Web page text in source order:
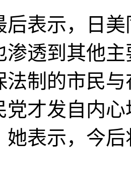
示，日美
渗透到其他
法制的市民
党才发自内
她表示，今